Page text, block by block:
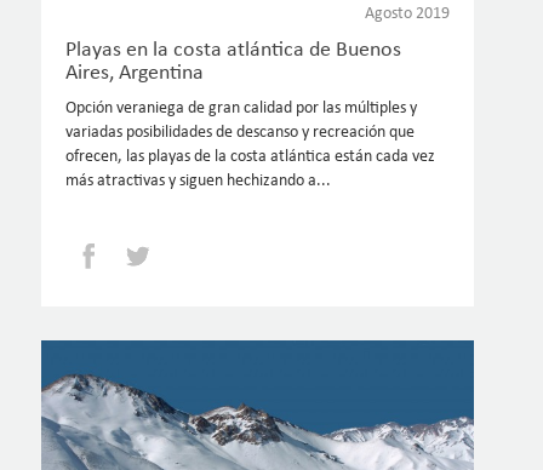
Agosto 2019
Playas en la costa atlántica de Buenos
Aires, Argentina
Opción veraniega de gran calidad por las múltiples y
variadas posibilidades de descanso y recreación que
ofrecen, las playas de la costa atlántica están cada vez
más atractivas y siguen hechizando a...
Facebook